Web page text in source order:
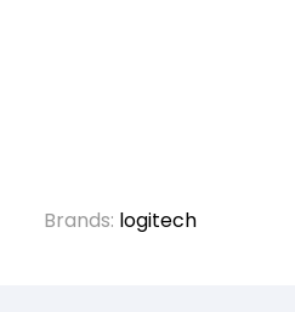
Brands: logitech